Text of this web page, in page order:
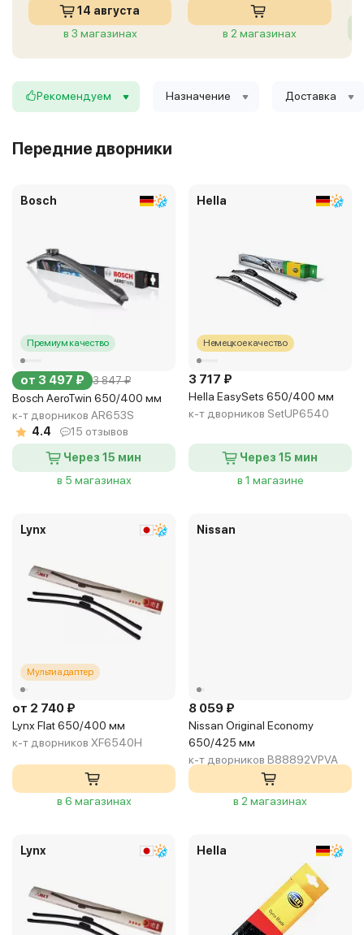
14 августа
в 3 магазинах
в 2 магазинах
Рекомендуем Назначение Доставка
Передние дворники
Bosch
Премиум качество
от 3 497 ₽ 3 847 ₽
Bosch AeroTwin 650/400 мм
к-т дворников AR653S
4.4
15 отзывов
Через 15 мин
в 5 магазинах
Hella
Немецкое качество
3 717 ₽
Hella EasySets 650/400 мм
к-т дворников SetUP6540
Через 15 мин
в 1 магазине
Lynx
Мультиадаптер
от 2 740 ₽
Lynx Flat 650/400 мм
к-т дворников XF6540H
в 6 магазинах
Nissan
8 059 ₽
Nissan Original Economy
650/425 мм
к-т дворников B88892VPVA
в 2 магазинах
Lynx Hella